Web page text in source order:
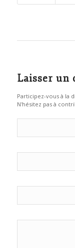
Laisser un
Participez-vous à la
N'hésitez pas à